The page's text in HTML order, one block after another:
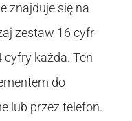
znajduje się na
zestaw 16 cyfr
cyfry każda. Ten
do
lub przez telefon.